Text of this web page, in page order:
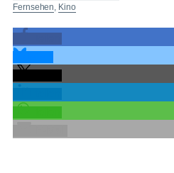
Fernsehen, Kino